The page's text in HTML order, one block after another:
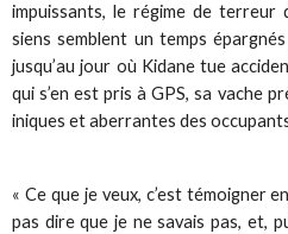
impuissants, le régime de terreur
siens semblent un temps
jusqu’au jour où Kidane tue
qui s’en est pris à GPS, sa vache
iniques et aberrantes des
« Ce que je veux, c’est témoigner
pas dire que je ne savais pas, et,